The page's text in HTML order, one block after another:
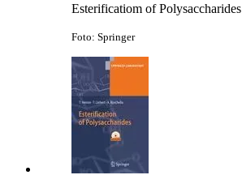
Esterificatiom of Polysaccharides
Foto: Springer